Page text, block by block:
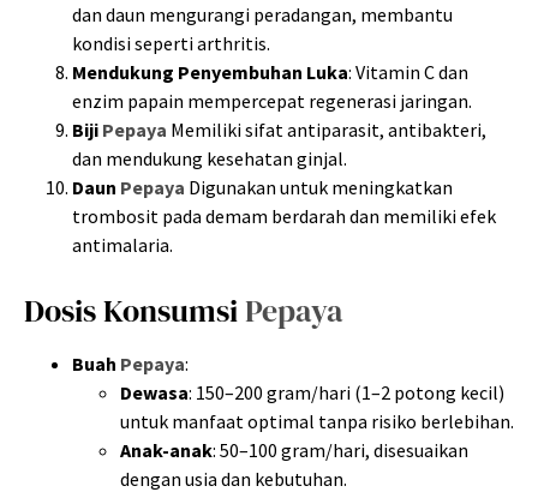
dan daun mengurangi peradangan, membantu
kondisi seperti arthritis.
Mendukung Penyembuhan Luka: Vitamin C dan
enzim papain mempercepat regenerasi jaringan.
Biji Pepaya Memiliki sifat antiparasit, antibakteri,
dan mendukung kesehatan ginjal.
Daun Pepaya Digunakan untuk meningkatkan
trombosit pada demam berdarah dan memiliki efek
antimalaria.
Dosis KonsumsiPepaya
Buah Pepaya:
Dewasa: 150–200 gram/hari (1–2 potong kecil)
untuk manfaat optimal tanpa risiko berlebihan.
Anak-anak: 50–100 gram/hari, disesuaikan
dengan usia dan kebutuhan.